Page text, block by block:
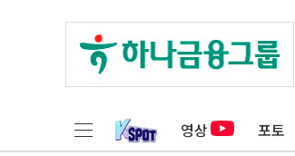
영상 포토